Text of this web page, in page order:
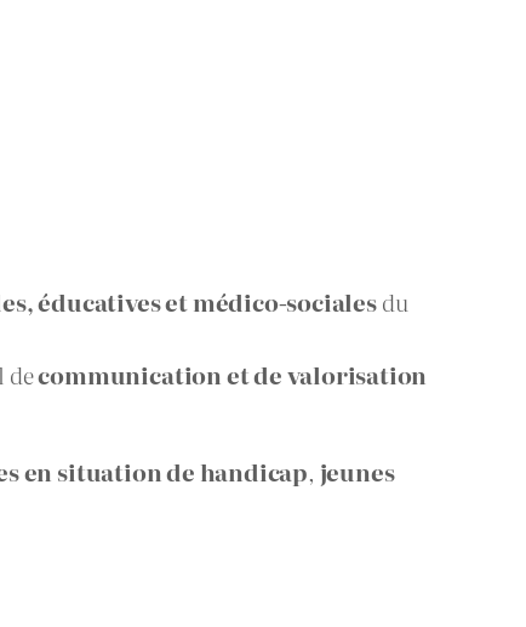
éducatives et médico-socialesdu
decommunication et de valorisation
en situation de handicap, jeunes